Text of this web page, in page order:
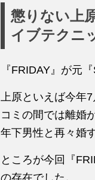
懲りない上
イブテクニ
『FRIDAY』が元
上原といえば今年
コミの間では離婚
年下男性と再々婚
ところが今回『
の存在でした。